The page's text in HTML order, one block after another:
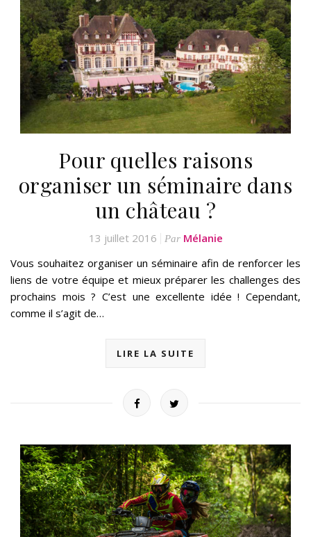
Pour quelles raisons
organiser un séminaire dans
un château ?
13 juillet 2016 Par Mélanie
Vous souhaitez organiser un séminaire afin de renforcer les
liens de votre équipe et mieux préparer les challenges des
prochains mois ? C’est une excellente idée ! Cependant,
comme il s’agit de…
LIRE LA SUITE